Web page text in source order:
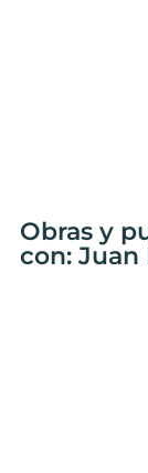
Obras y
con: Juan